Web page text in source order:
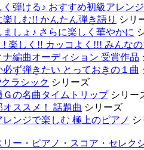
く弾ける♪ おすすめ初級アレンジ
楽しむ!! かんたん弾き語り シリ
ましょ♪ さらに楽しく華やかに
! 楽しく!! カッコよく!!! みんなの
ナ編曲オーディション 受賞作品
必ず弾きたい とっておきの１曲
ラシック シリーズ
Ｇの名曲タイムトリップシリー
オススメ！ 話題曲 シリーズ
レンジで楽しむ 極上のピアノ
リー・ピアノ・スコア・セレク